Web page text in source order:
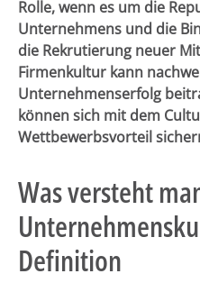
Rolle, wenn es um die
Unternehmens und die
die Rekrutierung neuer
Firmenkultur kann
Unternehmenserfolg
können sich mit dem
Wettbewerbsvorteil
Was versteht
Definition